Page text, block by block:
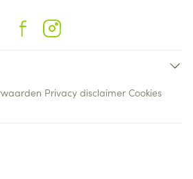
Privacy disclaimer Cookies